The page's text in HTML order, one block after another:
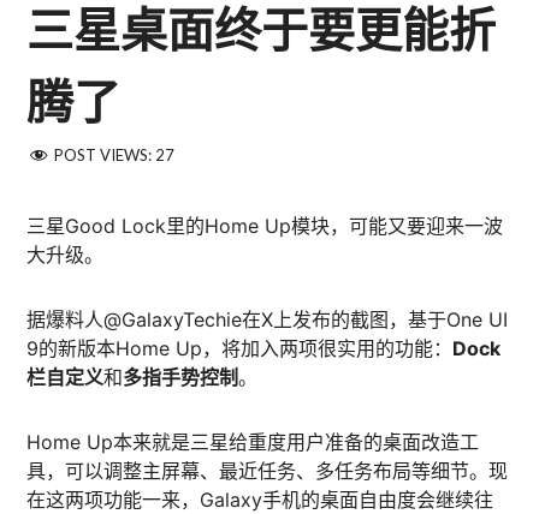
三星桌面终于要更能折
腾了
POST VIEWS: 27
三星Good Lock里的Home Up模块，可能又要迎来一波
大升级。
据爆料人@GalaxyTechie在X上发布的截图，基于One UI
9的新版本Home Up，将加入两项很实用的功能： Dock
栏自定义和多指手势控制。
Home Up本来就是三星给重度用户准备的桌面改造工
具，可以调整主屏幕、最近任务、多任务布局等细节。现
在这两项功能一来，Galaxy手机的桌面自由度会继续往